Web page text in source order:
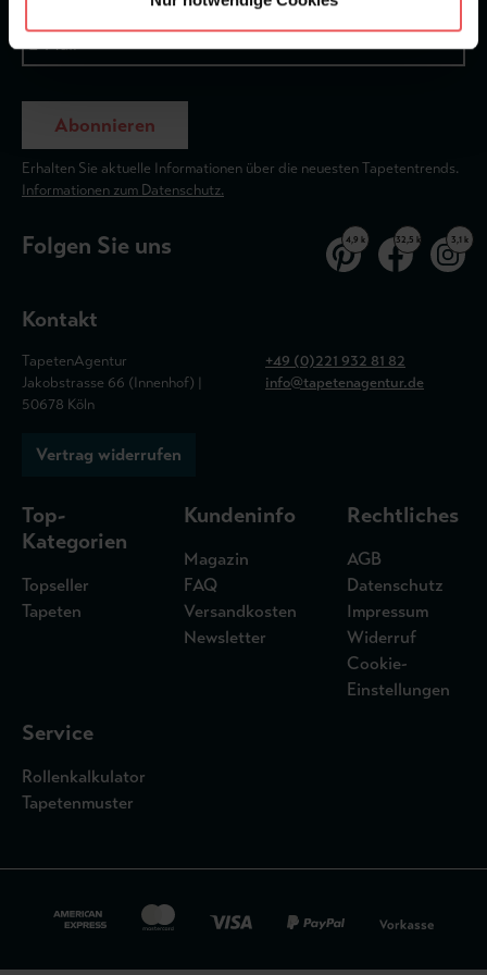
Abonnieren
Erhalten Sie aktuelle Informationen über die neuesten Tapetentrends.
Informationen zum Datenschutz.
Folgen Sie uns 4,9 k 32,5 k 3,1 k
Kontakt
TapetenAgentur
Jakobstrasse 66 (Innenhof) |
50678 Köln
+49 (0)221 932 81 82
info@tapetenagentur.de
Vertrag widerrufen
Top-
Kategorien
Topseller
Tapeten
Kundeninfo
Magazin
FAQ
Versandkosten
Newsletter
Rechtliches
AGB
Datenschutz
Impressum
Widerruf
Cookie-
Einstellungen
Service
Rollenkalkulator
Tapetenmuster